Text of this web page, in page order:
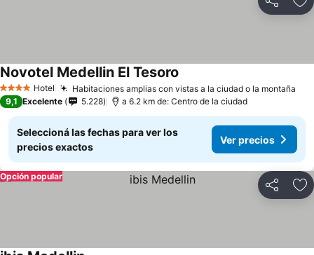
Compartir
4 EstrellasHotel Habitaciones amplias con vistas a la ciudad o la montaña
Novotel Medellin El Tesoro
9,1 Excelente 5.228 a 6.2 km de: Centro de la ciudad
Seleccioná las fechas para ver los
precios exactos
Ver precios
Compartir
Opción popular